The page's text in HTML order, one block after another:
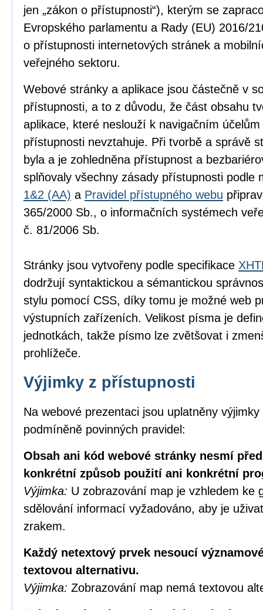
jen „zákon o přístupnosti“), kterým se
Evropského parlamentu a Rady (EU) 2016/
o přístupnosti internetových stránek a
veřejného sektoru.
Webové stránky a aplikace jsou částečně v
přístupnosti, a to z důvodu, že část obsahu
aplikace, které neslouží k navigačním
přístupnosti nevztahuje. Při tvorbě a správě
byla a je zohledněna přístupnost a
splňovaly všechny zásady přístupnosti podle
1&2 (AA) a Pravidel přístupného webu
365/2000 Sb., o informačních systémech
č. 81/2006 Sb.
Stránky jsou vytvořeny podle specifikace
dodržují syntaktickou a sémantickou
stylu pomocí CSS, díky tomu je možné web
výstupních zařízeních. Velikost písma je
jednotkách, takže písmo lze zvětšovat i
prohlížeče.
Výjimky z přístupnosti
Na webové prezentaci jsou uplatněny
podmíněně povinných pravidel:
Obsah ani kód webové stránky nesmí
konkrétní způsob použití ani konkrétní
Výjimka: U zobrazování map je vzhledem ke
sdělování informací vyžadováno, aby je
zrakem.
Každý netextový prvek nesoucí
textovou alternativu.
Výjimka: Zobrazování map nemá textovou